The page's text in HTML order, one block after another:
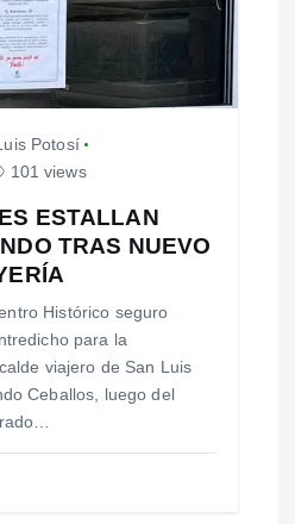
Potosí
101 views
ESTALLAN
TRAS NUEVO
Histórico seguro
para la
viajero de San Luis
Ceballos, luego del